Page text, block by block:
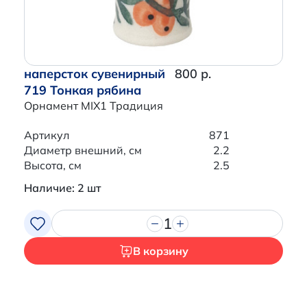
наперсток сувенирный
719 Тонкая рябина
Орнамент MIX1 Традиция
800 р.
Артикул
871
Диаметр внешний, см
2.2
Высота, см
2.5
Наличие: 2 шт
1
В корзину